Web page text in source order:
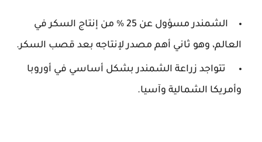
الشمندر مسؤول عن 25 % من إنتاج السكر في
العالم، وهو ثاني أهم مصدر لإنتاجه بعد قصب السكر.
تتواجد زراعة الشمندر بشكل أساسي في أوروبا
وأمريكا الشمالية وآسيا.